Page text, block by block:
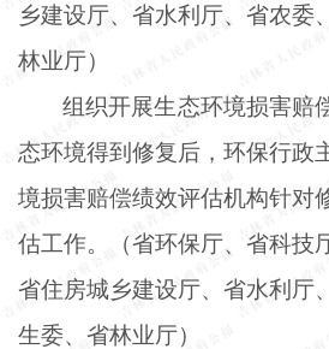
乡建设厅、省水利厅、省农委
林业厅）
组织开展生态环境损害赔
态环境得到修复后，环保行政
境损害赔偿绩效评估机构针对
估工作。（省环保厅、省科技
省住房城乡建设厅、省水利厅
生委、省林业厅）